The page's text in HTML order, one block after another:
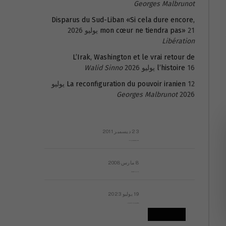
Georges Malbrunot
Disparus du Sud-Liban «Si cela dure encore,
mon cœur ne tiendra pas» 21 يوليو 2026
Libération
L’Irak, Washington et le vrai retour de
l’histoire 16 يوليو 2026
Walid Sinno
La reconfiguration du pouvoir iranien 12 يوليو
2026
Georges Malbrunot
23 ديسمبر 2011
8 مارس 2008
19 يوليو 2023